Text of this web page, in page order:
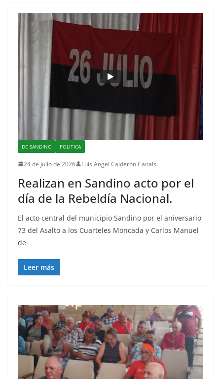
DE SANDINO POLITICA
24 de julio de 2026 Luis Ángel Calderón Canals
Realizan en Sandino acto por el
día de la Rebeldía Nacional.
El acto central del municipio Sandino por el aniversario
73 del Asalto a los Cuarteles Moncada y Carlos Manuel
de
Leer más